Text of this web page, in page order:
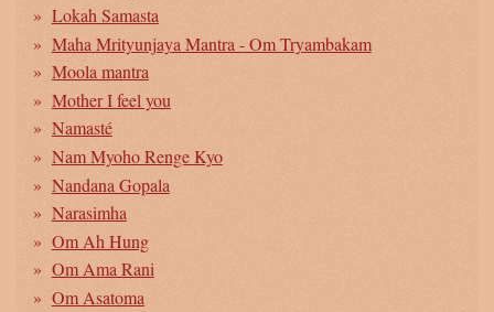
Lokah Samasta
Maha Mrityunjaya Mantra - Om Tryambakam
Moola mantra
Mother I feel you
Namasté
Nam Myoho Renge Kyo
Nandana Gopala
Narasimha
Om Ah Hung
Om Ama Rani
Om Asatoma